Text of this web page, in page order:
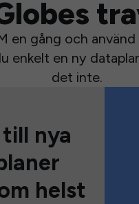
en gång och
enkelt en ny
det inte.
nya
helst